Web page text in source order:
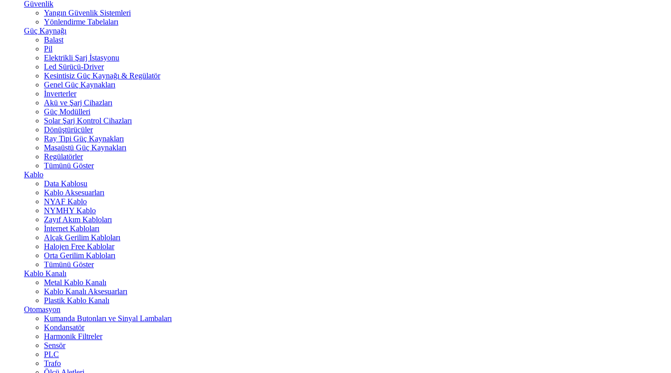
Güvenlik
Yangın Güvenlik Sistemleri
Yönlendirme Tabelaları
Güç Kaynağı
Balast
Pil
Elektrikli Şarj İstasyonu
Led Sürücü-Driver
Kesintisiz Güç Kaynağı & Regülatör
Genel Güç Kaynakları
İnverterler
Akü ve Şarj Cihazları
Güç Modülleri
Solar Şarj Kontrol Cihazları
Dönüştürücüler
Ray Tipi Güç Kaynakları
Masaüstü Güç Kaynakları
Regülatörler
Tümünü Göster
Kablo
Data Kablosu
Kablo Aksesuarları
NYAF Kablo
NYMHY Kablo
Zayıf Akım Kabloları
İnternet Kabloları
Alçak Gerilim Kabloları
Halojen Free Kablolar
Orta Gerilim Kabloları
Tümünü Göster
Kablo Kanalı
Metal Kablo Kanalı
Kablo Kanalı Aksesuarları
Plastik Kablo Kanalı
Otomasyon
Kumanda Butonları ve Sinyal Lambaları
Kondansatör
Harmonik Filtreler
Sensör
PLC
Trafo